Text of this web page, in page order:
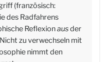
(französisch:
des Radfahrens
Reflexionausder
zu verwechseln mit
nimmt den